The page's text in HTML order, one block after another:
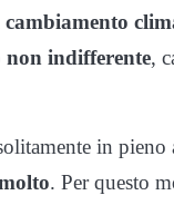
cambiamento
non indifferente,
in
. Per questo